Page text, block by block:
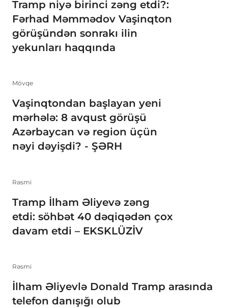
Tramp niyə birinci zəng etdi?:
Fərhad Məmmədov Vaşinqton
görüşündən sonrakı ilin
yekunları haqqında
Mövqe
Vaşinqtondan başlayan yeni
mərhələ: 8 avqust görüşü
Azərbaycan və region üçün
nəyi dəyişdi? - ŞƏRH
Rəsmi
Tramp İlham Əliyevə zəng
etdi: söhbət 40 dəqiqədən çox
davam etdi – EKSKLÜZİV
Rəsmi
İlham Əliyevlə Donald Tramp arasında
telefon danışığı olub